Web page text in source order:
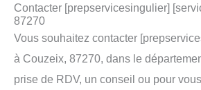
Contacter [prepservicesingulier]
87270
Vous souhaitez contacter
à Couzeix, 87270, dans le
prise de RDV, un conseil ou pour